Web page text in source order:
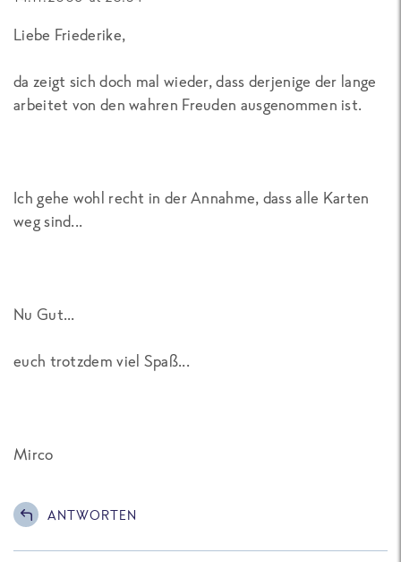
Liebe Friederike,
da zeigt sich doch mal wieder, dass derjenige der lange
arbeitet von den wahren Freuden ausgenommen ist.
Ich gehe wohl recht in der Annahme, dass alle Karten
weg sind...
Nu Gut...
euch trotzdem viel Spaß...
Mirco
ANTWORTEN